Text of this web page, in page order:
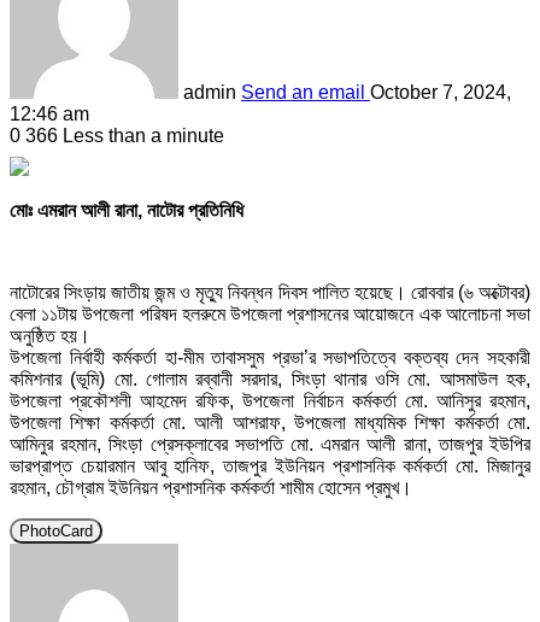
admin Send an email October 7, 2024,
12:46 am
0 366 Less than a minute
মোঃ এমরান আলী রানা, নাটোর প্রতিনিধি
নাটোরের সিংড়ায় জাতীয় জন্ম ও মৃত্যু নিবন্ধন দিবস পালিত হয়েছে। রোববার (৬ অক্টোবর)
বেলা ১১টায় উপজেলা পরিষদ হলরুমে উপজেলা প্রশাসনের আয়োজনে এক আলোচনা সভা
অনুষ্ঠিত হয়।
উপজেলা নির্বাহী কর্মকর্তা হা-মীম তাবাসসুম প্রভা’র সভাপতিত্বে বক্তব্য দেন সহকারী
কমিশনার (ভূমি) মো. গোলাম রব্বানী সরদার, সিংড়া থানার ওসি মো. আসমাউল হক,
উপজেলা প্রকৌশলী আহমেদ রফিক, উপজেলা নির্বাচন কর্মকর্তা মো. আনিসুর রহমান,
উপজেলা শিক্ষা কর্মকর্তা মো. আলী আশরাফ, উপজেলা মাধ্যমিক শিক্ষা কর্মকর্তা মো.
আমিনুর রহমান, সিংড়া প্রেসক্লাবের সভাপতি মো. এমরান আলী রানা, তাজপুর ইউপির
ভারপ্রাপ্ত চেয়ারমান আবু হানিফ, তাজপুর ইউনিয়ন প্রশাসনিক কর্মকর্তা মো. মিজানুর
রহমান, চৌগ্রাম ইউনিয়ন প্রশাসনিক কর্মকর্তা শামীম হোসেন প্রমুখ।
PhotoCard